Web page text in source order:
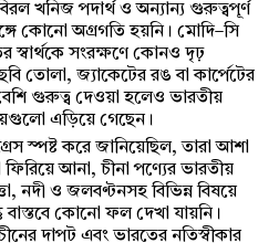
খনিজ পদার্থ ও অন্যান্য গুরুত্বপূর্ণ
কোনো অগ্রগতি হয়নি। মোদি–সি
স্বার্থকে সংরক্ষণে কোনও দৃঢ়
তোলা, জ্যাকেটের রঙ বা কার্পেটের
গুরুত্ব দেওয়া হলেও ভারতীয়
এড়িয়ে গেছেন।
স্পষ্ট করে জানিয়েছিল, তারা আশা
ফিরিয়ে আনা, চীনা পণ্যের ভারতীয়
নদী ও জলবণ্টনসহ বিভিন্ন বিষয়ে
বাস্তবে কোনো ফল দেখা যায়নি।
দাপট এবং ভারতের নতিস্বীকার